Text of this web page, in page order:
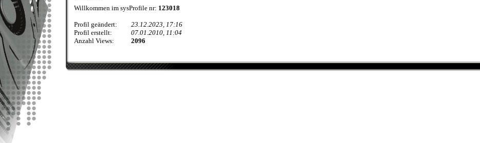
Willkommen im sysProfile nr: 123018
Profil geändert:
23.12.2023, 17:16
Profil erstellt:
07.01.2010, 11:04
Anzahl Views:
2096